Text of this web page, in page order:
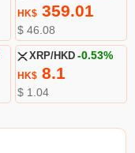
HK$359.01
$ 46.08
XRP/HKD -0.53%
HK$8.1
$ 1.04